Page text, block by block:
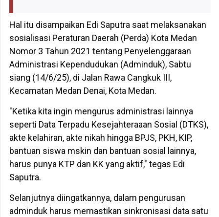
Hal itu disampaikan Edi Saputra saat melaksanakan
sosialisasi Peraturan Daerah (Perda) Kota Medan
Nomor 3 Tahun 2021 tentang Penyelenggaraan
Administrasi Kependudukan (Adminduk), Sabtu
siang (14/6/25), di Jalan Rawa Cangkuk III,
Kecamatan Medan Denai, Kota Medan.
"Ketika kita ingin mengurus administrasi lainnya
seperti Data Terpadu Kesejahteraaan Sosial (DTKS),
akte kelahiran, akte nikah hingga BPJS, PKH, KIP,
bantuan siswa mskin dan bantuan sosial lainnya,
harus punya KTP dan KK yang aktif," tegas Edi
Saputra.
Selanjutnya diingatkannya, dalam pengurusan
adminduk harus memastikan sinkronisasi data satu